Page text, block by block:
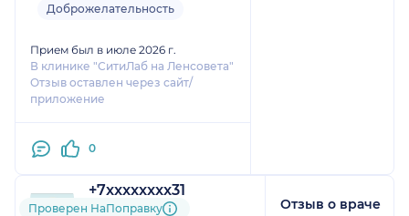
Доброжелательность
Прием был в июле 2026 г.
В клинике "СитиЛаб на Ленсовета"
Отзыв оставлен через сайт/
приложение
0
+7xxxxxxxx31
1 отзыв
Проверен НаПоправку
Отзыв о враче